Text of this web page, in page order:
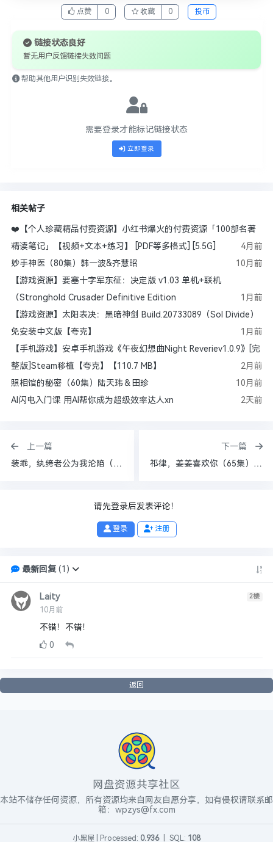
点赞 0 收藏 0 投币
链接状态良好
暂无用户反馈链接失效问题
帮助其他用户识别失效链接。
需要登录才能标记链接状态
立即登录
相关帖子
❤️【个人珍藏精品付费资源】小红书爆火的付费资源「100部名著
精读笔记」【视频+文本+练习】 [PDF等多格式] [5.5G]
4月前
妙手神医（80集）韩一波&齐慧昭
10月前
【游戏资源】要塞十字军东征：决定版 v1.03 单机+联机
（Stronghold Crusader Definitive Edition
1月前
【游戏资源】太阳表决：黑暗神剑 Build.20733089（Sol Divide）
免安装中文版【夸克】
1月前
【手机游戏】安卓手机游戏《午夜幻想曲Night Reveriev1.0.9》[完
整版]Steam移植【夸克】【110.7 MB】
2月前
照相馆的秘密（60集）陆天玮＆田珍
10月前
AI闪电入门课 用AI帮你成为超级效率达人xn
2天前
上一篇
装乖，纨绔老公为我沦陷（74集）张亚迪&陈瑞丰
下一篇
祁律，姜姜喜欢你（65集）李子杰&韩佳卉
请先登录后发表评论！
登录 注册
最新回复(1 )
Laity
10月前
2楼
不错！不错！
0
返回
网盘资源共享社区
本站不储存任何资源，所有资源均来自网友自愿分享，如有侵权请联系邮
箱：wpzys@fx.com
小黑屋 Processed: 0.936 SQL: 108